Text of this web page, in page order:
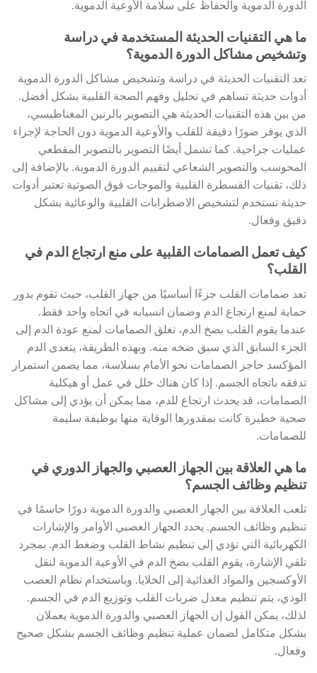
الدورة الدموية والحفاظ على سلامة الأوعية الدموية.
ما هي التقنيات الحديثة المستخدمة في دراسة
وتشخيص مشاكل الدورة الدموية؟
تعد التقنيات الحديثة في دراسة وتشخيص مشاكل الدورة الدموية
أدوات حديثة تساهم في تحليل وفهم الصحة القلبية بشكل أفضل.
من بين هذه التقنيات الحديثة هي التصوير بالرنين المغناطيسي،
الذي يوفر صورًا دقيقة للقلب والأوعية الدموية دون الحاجة لإجراء
عمليات جراحية. كما تشمل أيضًا التصوير بالتصوير المقطعي
المحوسب والتصوير الشعاعي لتقييم الدورة الدموية. بالإضافة إلى
ذلك، تقنيات القسطرة القلبية والموجات فوق الصوتية تعتبر أدوات
حديثة تستخدم لتشخيص الاضطرابات القلبية والوعائية بشكل
دقيق وفعال.
كيف تعمل الصمامات القلبية على منع ارتجاع الدم في
القلب؟
تعد صمامات القلب جزءًا أساسيًا من جهاز القلب، حيث تقوم بدور
حماية لمنع ارتجاع الدم وضمان انسيابه في اتجاه واحد فقط.
عندما يقوم القلب بضخ الدم، تغلق الصمامات لمنع عودة الدم إلى
الجزء السابق الذي سبق ضخه منه. وبهذه الطريقة، يتعدى الدم
المؤكسد حاجز الصمامات نحو الأمام بسلاسة، مما يضمن استمرار
تدفقه باتجاه الجسم. إذا كان هناك خلل في عمل أو هيكلية
الصمامات، قد يحدث ارتجاع للدم، مما يمكن أن يؤدي إلى مشاكل
صحية خطيرة كانت بمقدورها الوقاية منها بوظيفة سليمة
للصمامات.
ما هي العلاقة بين الجهاز العصبي والجهاز الدوري في
تنظيم وظائف الجسم؟
تلعب العلاقة بين الجهاز العصبي والدورة الدموية دورًا حاسمًا في
تنظيم وظائف الجسم. يحدد الجهاز العصبي الأوامر والإشارات
الكهربائية التي تؤدي إلى تنظيم نشاط القلب وضغط الدم. بمجرد
تلقي الإشارة، يقوم القلب بضخ الدم في الأوعية الدموية لنقل
الأوكسجين والمواد الغذائية إلى الخلايا. وباستخدام نظام العصب
الودي، يتم تنظيم معدل ضربات القلب وتوزيع الدم في الجسم.
لذلك، يمكن القول إن الجهاز العصبي والدورة الدموية يعملان
بشكل متكامل لضمان عملية تنظيم وظائف الجسم بشكل صحيح
وفعال.